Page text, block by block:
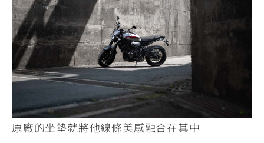
原廠的坐墊就將他線條美感融合在其中